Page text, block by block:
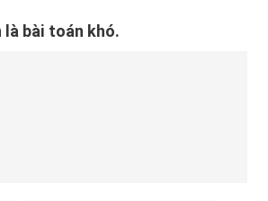
là bài toán khó.